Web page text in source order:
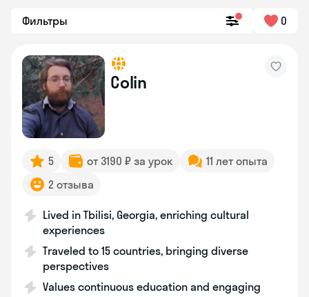
Фильтры 0
Colin
5 от 3190 ₽ за урок
11 лет опыта
2 отзыва
Lived in Tbilisi, Georgia, enriching cultural
experiences
Traveled to 15 countries, bringing diverse
perspectives
Values continuous education and engaging